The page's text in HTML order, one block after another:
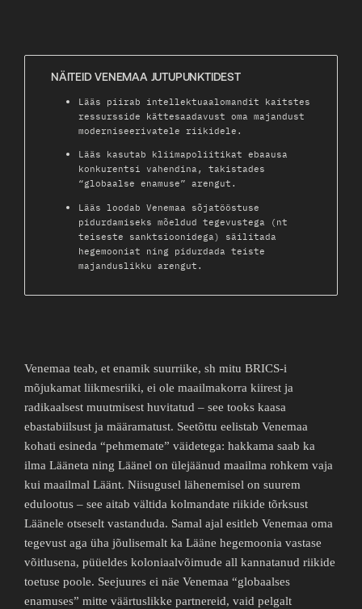
NÄITEID VENEMAA JUTUPUNKTIDEST
Lääs piirab intellektuaalomandit kaitstes
ressursside kättesaadavust oma majandust
moderniseerivatele riikidele.
Lääs kasutab kliimapoliitikat ebaausa
konkurentsi vahendina, takistades
“globaalse enamuse” arengut.
Lääs loodab Venemaa sõjatööstuse
pidurdamiseks mõeldud tegevustega (nt
teiseste sanktsioonidega) säilitada
hegemooniat ning pidurdada teiste
majanduslikku arengut.
Venemaa teab, et enamik suurriike, sh mitu BRICS-i
mõjukamat liikmesriiki, ei ole maailmakorra kiirest ja
radikaalsest muutmisest huvitatud – see tooks kaasa
ebastabiilsust ja määramatust. Seetõttu eelistab Venemaa
kohati esineda “pehmemate” väidetega: hakkama saab ka
ilma Lääneta ning Läänel on ülejäänud maailma rohkem vaja
kui maailmal Läänt. Niisugusel lähenemisel on suurem
edulootus – see aitab vältida kolmandate riikide tõrksust
Läänele otseselt vastanduda. Samal ajal esitleb Venemaa oma
tegevust aga üha jõulisemalt ka Lääne hegemoonia vastase
võitlusena, püüeldes koloniaalvõimude all kannatanud riikide
toetuse poole. Seejuures ei näe Venemaa “globaalses
enamuses” mitte väärtuslikke partnereid, vaid pelgalt